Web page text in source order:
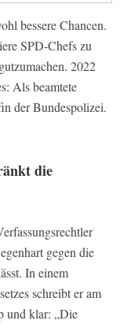
bessere Chancen.
SPD-Chefs zu
2022
Als beamtete
der Bundespolizei.
die
gegen die
In einem
schreibt er am
und klar: „Die